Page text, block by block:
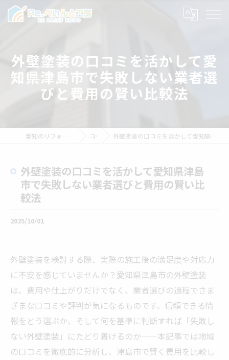
外壁塗装の口コミを活かして愛
知県津島市で失敗しない業者選
びと費用の賢い比較法
愛知のリフォームならRe.ぺいんと工房 コラム 外壁塗装の口コミを活かして愛知県津島市で失敗しない業者選びと費用の賢い比較法
外壁塗装の口コミを活かして愛知県津島
市で失敗しない業者選びと費用の賢い比
較法
2025/10/01
外壁塗装を検討する際、実際の施工後の満足度や対応力
に不安を感じていませんか？愛知県津島市の外壁塗装
は、費用や仕上がりだけでなく、業者選びの過程でさま
ざまな口コミや評判が気になるものです。信頼できる情
報をどう選ぶか、そして何を基準に判断すれば「失敗し
ない外壁塗装」にたどり着けるのか——本記事では地域
の口コミを徹底的に分析し、津島市で賢く費用を比較し